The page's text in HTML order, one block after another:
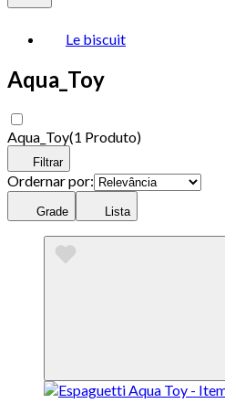
Le biscuit
Aqua_Toy
Aqua_Toy(1 Produto)
Filtrar
Ordernar por:
Grade Lista